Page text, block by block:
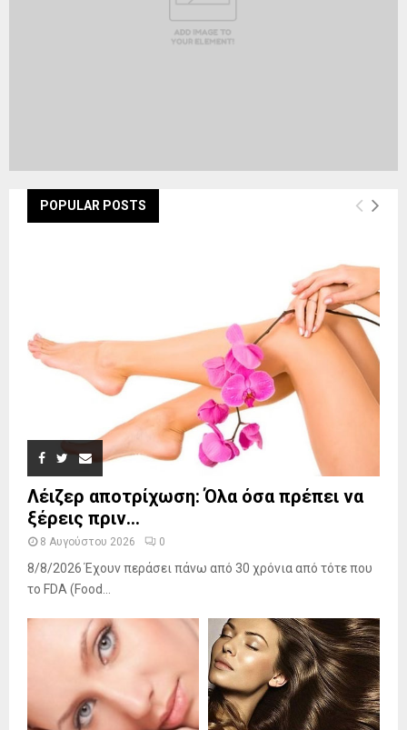
POPULAR POSTS
Λέιζερ αποτρίχωση: Όλα όσα πρέπει να
ξέρεις πριν...
8 Αυγούστου 2026 0
8/8/2026 Έχουν περάσει πάνω από 30 χρόνια από τότε που
το FDA (Food...